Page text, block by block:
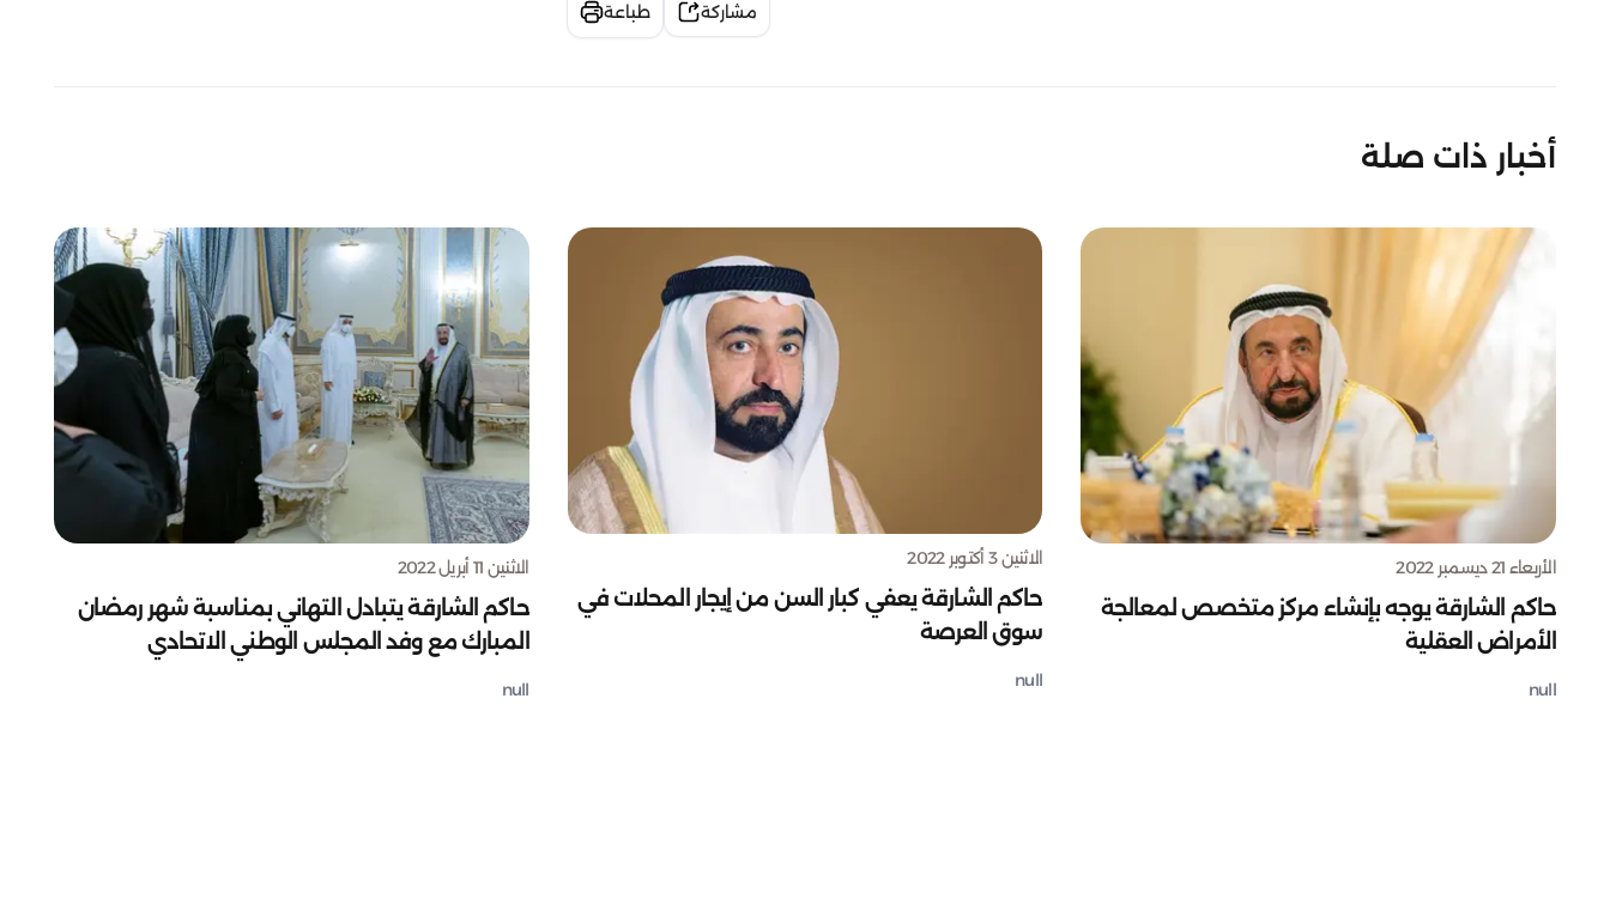
مشاركة طباعة
أخبار ذات صلة
الأربعاء 21 ديسمبر 2022
حاكم الشارقة يوجه بإنشاء مركز متخصص لمعالجة
الأمراض العقلية
null
الاثنين 3 أكتوبر 2022
حاكم الشارقة يعفي كبار السن من إيجار المحلات في
سوق العرصة
null
الاثنين 11 أبريل 2022
حاكم الشارقة يتبادل التهاني بمناسبة شهر رمضان
المبارك مع وفد المجلس الوطني الاتحادي
null